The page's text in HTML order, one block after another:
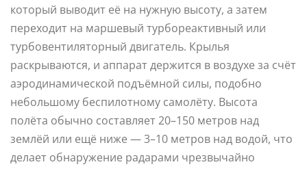
который выводит её на нужную высоту, а затем
переходит на маршевый турбореактивный или
турбовентиляторный двигатель. Крылья
раскрываются, и аппарат держится в воздухе за счёт
аэродинамической подъёмной силы, подобно
небольшому беспилотному самолёту. Высота
полёта обычно составляет 20–150 метров над
землёй или ещё ниже — 3–10 метров над водой, что
делает обнаружение радарами чрезвычайно